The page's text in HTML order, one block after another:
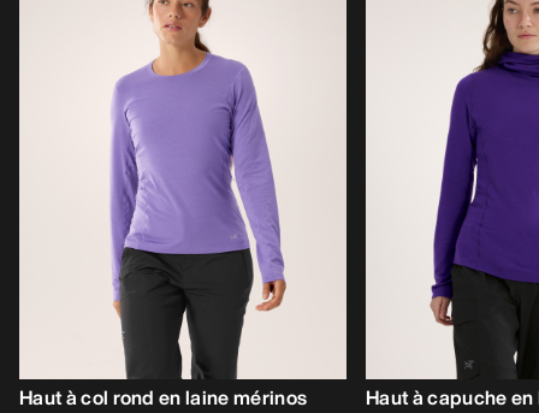
Haut à col rond en laine mérinos
Haut à capuche